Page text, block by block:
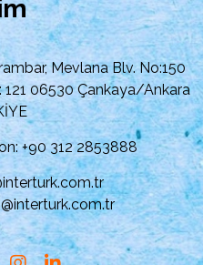
Mevlana Blv. No:150
121 06530 Çankaya/Ankara
+90 312 2853888